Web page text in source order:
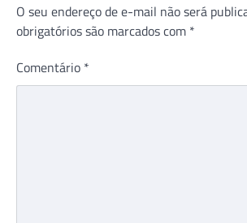
O seu endereço de e-mail não será
obrigatórios são marcados com *
Comentário *